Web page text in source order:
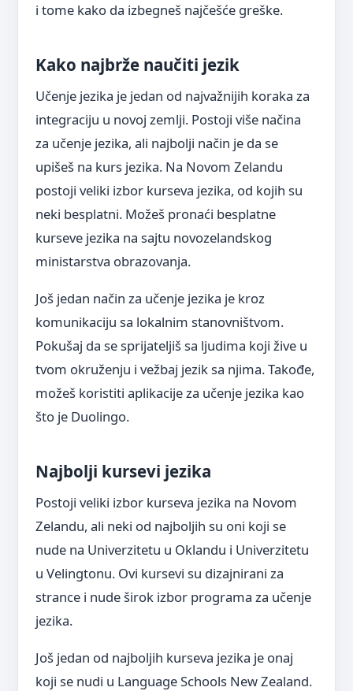
i tome kako da izbegneš najčešće greške.
Kako najbrže naučiti jezik
Učenje jezika je jedan od najvažnijih koraka za
integraciju u novoj zemlji. Postoji više načina
za učenje jezika, ali najbolji način je da se
upišeš na kurs jezika. Na Novom Zelandu
postoji veliki izbor kurseva jezika, od kojih su
neki besplatni. Možeš pronaći besplatne
kurseve jezika na sajtu novozelandskog
ministarstva obrazovanja.
Još jedan način za učenje jezika je kroz
komunikaciju sa lokalnim stanovništvom.
Pokušaj da se sprijateljiš sa ljudima koji žive u
tvom okruženju i vežbaj jezik sa njima. Takođe,
možeš koristiti aplikacije za učenje jezika kao
što je Duolingo.
Najbolji kursevi jezika
Postoji veliki izbor kurseva jezika na Novom
Zelandu, ali neki od najboljih su oni koji se
nude na Univerzitetu u Oklandu i Univerzitetu
u Velingtonu. Ovi kursevi su dizajnirani za
strance i nude širok izbor programa za učenje
jezika.
Još jedan od najboljih kurseva jezika je onaj
koji se nudi u Language Schools New Zealand.